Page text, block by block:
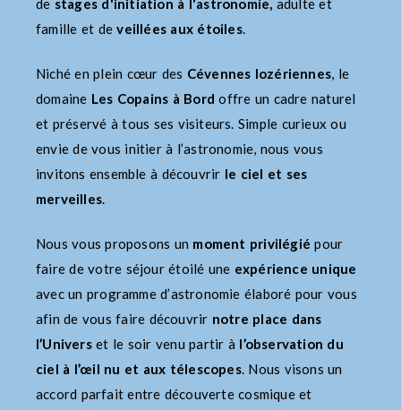
de stages d'initiation à l'astronomie, adulte et
famille et deveillées aux étoiles.
Niché en plein cœur des Cévennes lozériennes, le
domaine Les Copains à Bord offre un cadre naturel
et préservé à tous ses visiteurs. Simple curieux ou
envie de vous initier à l’astronomie, nous vous
invitons ensemble à découvrir le ciel et ses
merveilles.
Nous vous proposons un moment privilégié pour
faire de votre séjour étoilé une expérience unique
avec un programme d’astronomie élaboré pour vous
afin de vous faire découvrir notre place dans
l’Universet le soir venu partir à l’observation du
ciel à l’œil nu et aux télescopes. Nous visons un
accord parfait entre découverte cosmique et